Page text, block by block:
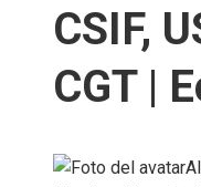
CSIF,
CGT |